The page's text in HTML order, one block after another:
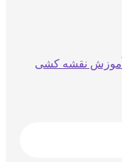
آموزش نقشه کشی